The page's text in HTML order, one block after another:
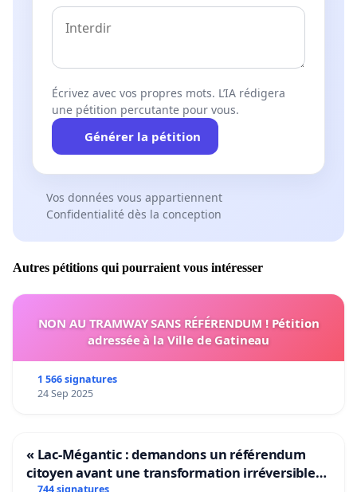
Écrivez avec vos propres mots. L’IA rédigera
une pétition percutante pour vous.
Générer la pétition
Vos données vous appartiennent
Confidentialité dès la conception
Autres pétitions qui pourraient vous intéresser
NON AU TRAMWAY SANS RÉFÉRENDUM ! Pétition
adressée à la Ville de Gatineau
1 566 signatures
24 Sep 2025
« Lac-Mégantic : demandons un référendum
citoyen avant une transformation irréversible